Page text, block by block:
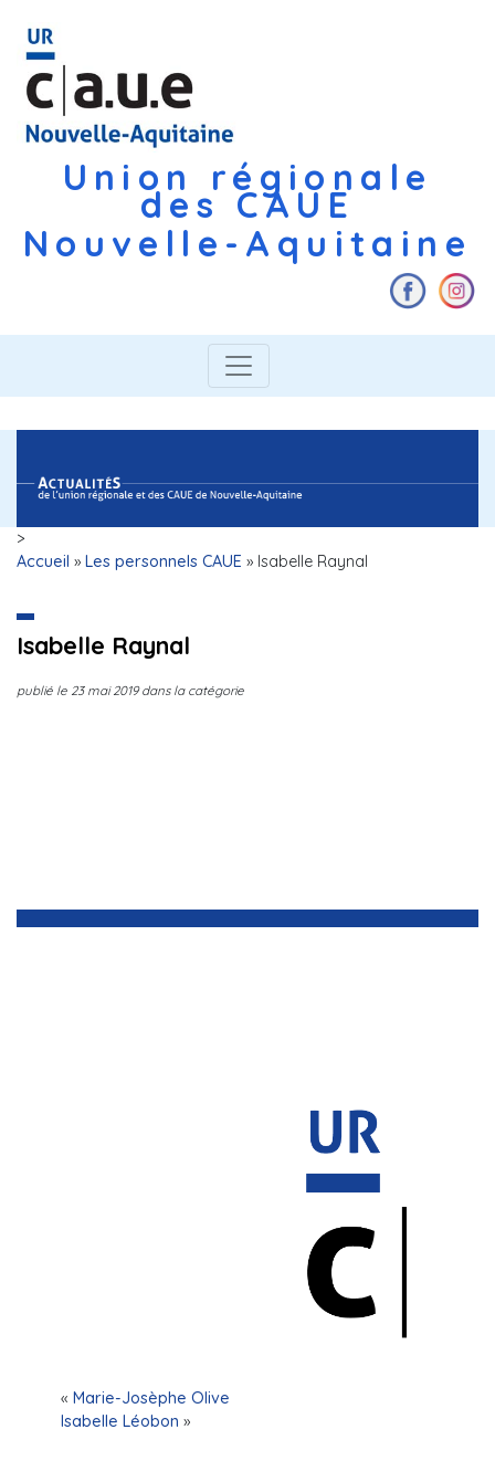
Union régionale
des CAUE
Nouvelle-Aquitaine
>
Accueil » Les personnels CAUE » Isabelle Raynal
Isabelle Raynal
publié le 23 mai 2019dans la catégorie
« Marie-Josèphe Olive
Isabelle Léobon »